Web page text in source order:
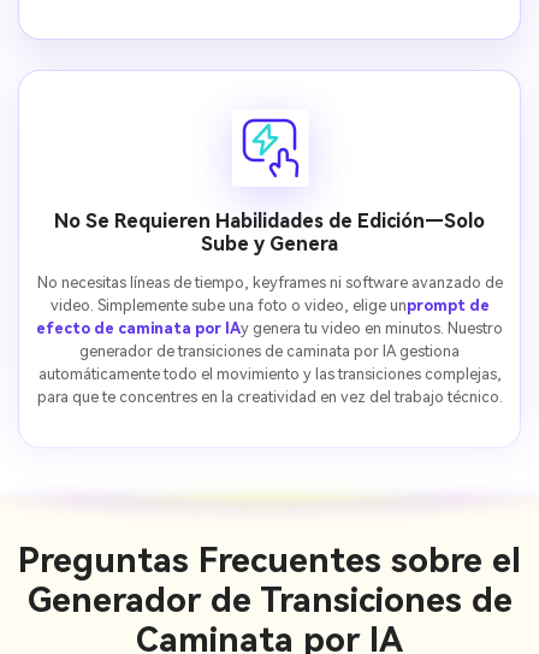
No Se Requieren Habilidades de Edición—Solo
Sube y Genera
No necesitas líneas de tiempo, keyframes ni software avanzado de
video. Simplemente sube una foto o video, elige unprompt de
efecto de caminata por IAy genera tu video en minutos. Nuestro
generador de transiciones de caminata por IA gestiona
automáticamente todo el movimiento y las transiciones complejas,
para que te concentres en la creatividad en vez del trabajo técnico.
Preguntas Frecuentes sobre el
Generador de Transiciones de
Caminata por IA